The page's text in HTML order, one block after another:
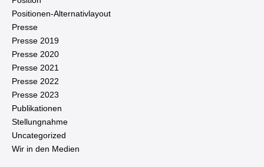
Po­si­tio­nen-Al­ter­na­tiv­lay­out
Presse
Presse 2019
Presse 2020
Presse 2021
Presse 2022
Presse 2023
Pu­bli­ka­tio­nen
Stel­lung­nah­me
Un­ca­te­go­ri­zed
Wir in den Medien